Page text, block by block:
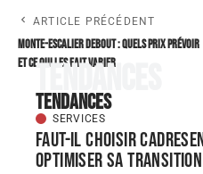
ARTICLE PRÉCÉDENT
Monte-escalier debout : quels prix prévoir
et ce qui les fait varier
Tendances
Tendances
SERVICES
Faut-il choisir
optimiser sa